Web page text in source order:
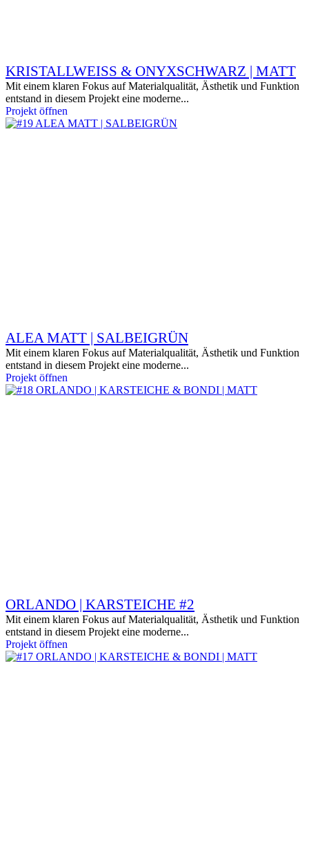
KRISTALLWEISS & ONYXSCHWARZ | MATT
Mit einem klaren Fokus auf Materialqualität, Ästhetik und Funktion
entstand in diesem Projekt eine moderne...
Projekt öffnen
ALEA MATT | SALBEIGRÜN
Mit einem klaren Fokus auf Materialqualität, Ästhetik und Funktion
entstand in diesem Projekt eine moderne...
Projekt öffnen
ORLANDO | KARSTEICHE #2
Mit einem klaren Fokus auf Materialqualität, Ästhetik und Funktion
entstand in diesem Projekt eine moderne...
Projekt öffnen